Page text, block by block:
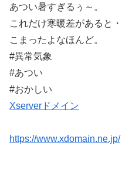
あつい暑すぎるぅ～。
これだけ寒暖差があると
こまったよなほんど。
#異常気象
#あつい
#おかしい
Xserverドメイン
https://www.xdomain.ne.jp/